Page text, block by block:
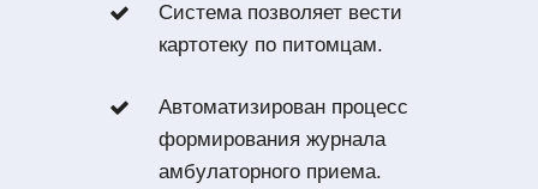
Система позволяет вести
картотеку по питомцам.
Автоматизирован процесс
формирования журнала
амбулаторного приема.